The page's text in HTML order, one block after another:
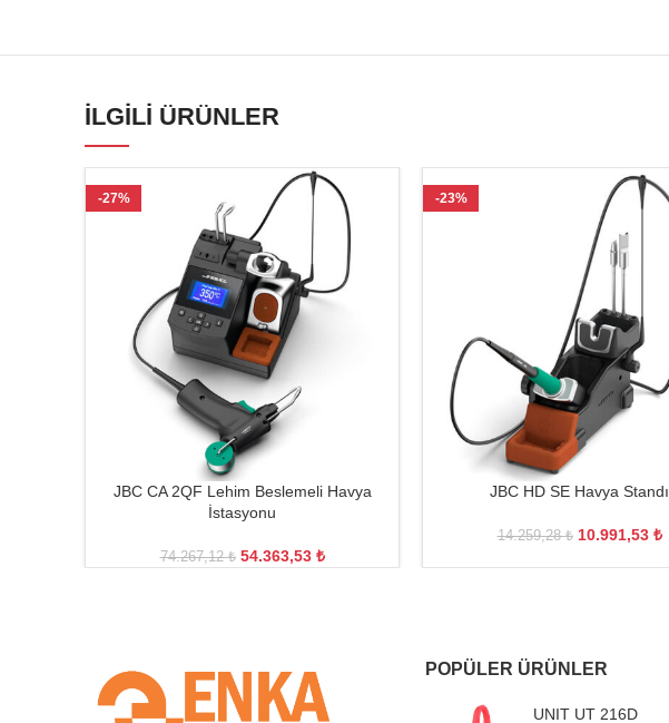
İLGILI ÜRÜNLER
-27%
JBC CA 2QF Lehim Beslemeli Havya
İstasyonu
74.267,12₺ 54.363,53 ₺
-23%
JBC HD SE Havya Standı
14.259,28₺ 10.991,53 ₺
POPÜLER ÜRÜNLER
UNIT UT 216D